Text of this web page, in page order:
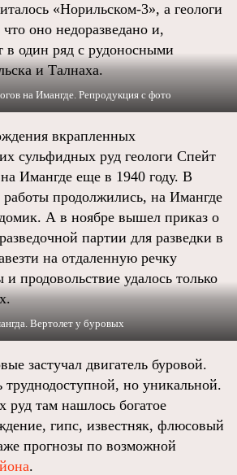
«Норильском-3», а геологи
оно недоразведано и,
в один ряд с рудоносными
и Талнаха.
на Имангде. Репродукция с фото
вкрапленных
сульфидных руд геологи Спейт
Имангде еще в 1940 году. В
продолжились, на Имангде
А в ноябре вышел приказ о
партии для разведки в
на отдаленную речку
и продовольствие удалось только
Вертолет у буровых
застучал двигатель буровой.
труднодоступной, но уникальной.
там нашлось богатое
гипс, известняк, флюсовый
прогнозы по возможной
.